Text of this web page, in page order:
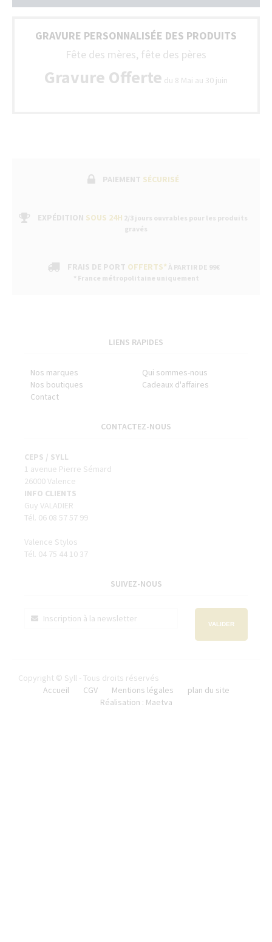
GRAVURE PERSONNALISÉE DES PRODUITS
Fête des mères, fête des pères
Gravure Offerte du 8 Mai au 30 juin
PAIEMENT SÉCURISÉ
EXPÉDITION SOUS 24H 2/3 jours ouvrables pour les produits
gravés
FRAIS DE PORT OFFERTS* À PARTIR DE 99€
* France métropolitaine uniquement
LIENS RAPIDES
Nos marques
Qui sommes-nous
Nos boutiques
Cadeaux d'affaires
Contact
CONTACTEZ-NOUS
CEPS / SYLL
1 avenue Pierre Sémard
26000 Valence
INFO CLIENTS
Guy VALADIER
Tél. 06 08 57 57 99
Valence Stylos
Tél. 04 75 44 10 37
SUIVEZ-NOUS
VALIDER
Copyright © Syll - Tous droits réservés
Accueil
CGV Mentions légales
plan du site
Réalisation : Maetva